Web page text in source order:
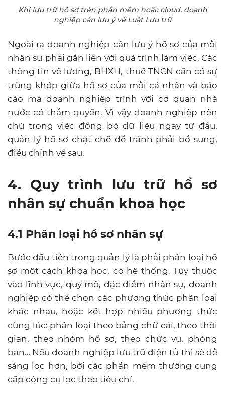
Khi lưu trữ hồ sơ trên phần mềm hoặc cloud, doanh
nghiệp cần lưu ý về Luật Lưu trữ
Ngoài ra doanh nghiệp cần lưu ý hồ sơ của mỗi
nhân sự phải gắn liền với quá trình làm việc. Các
thông tin về lương, BHXH, thuế TNCN cần có sự
trùng khớp giữa hồ sơ của mỗi cá nhân và báo
cáo mà doanh nghiệp trình với cơ quan nhà
nước có thẩm quyền. Vì vậy doanh nghiệp nên
chú trọng việc đồng bộ dữ liệu ngay từ đầu,
quản lý hồ sơ chặt chẽ để tránh phải bổ sung,
điều chỉnh về sau.
4. Quy trình lưu trữ hồ sơ
nhân sự chuẩn khoa học
4.1 Phân loại hồ sơ nhân sự
Bước đầu tiên trong quản lý là phải phân loại hồ
sơ một cách khoa học, có hệ thống. Tùy thuộc
vào lĩnh vực, quy mô, đặc điểm nhân sự, doanh
nghiệp có thể chọn các phương thức phân loại
khác nhau, hoặc kết hợp nhiều phương thức
cùng lúc: phân loại theo bảng chữ cái, theo thời
gian, theo nhóm hồ sơ, theo chức vụ, phòng
ban… Nếu doanh nghiệp lưu trữ điện tử thì sẽ dễ
sàng lọc hơn, bởi các phần mềm thường cung
cấp công cụ lọc theo tiêu chí.